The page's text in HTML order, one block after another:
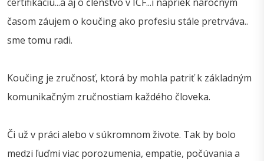
časom záujem o koučing ako profesiu stále pretrváva..
sme tomu radi.
Koučing je zručnosť, ktorá by mohla patriť k základným
komunikačným zručnostiam každého človeka.
Či už v práci alebo v súkromnom živote. Tak by bolo
medzi ľuďmi viac porozumenia, empatie, počúvania a